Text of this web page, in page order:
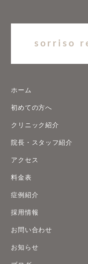
sorriso
ホーム
初めての方へ
クリニック紹介
院長・スタッフ紹介
アクセス
料金表
症例紹介
採用情報
お問い合わせ
お知らせ